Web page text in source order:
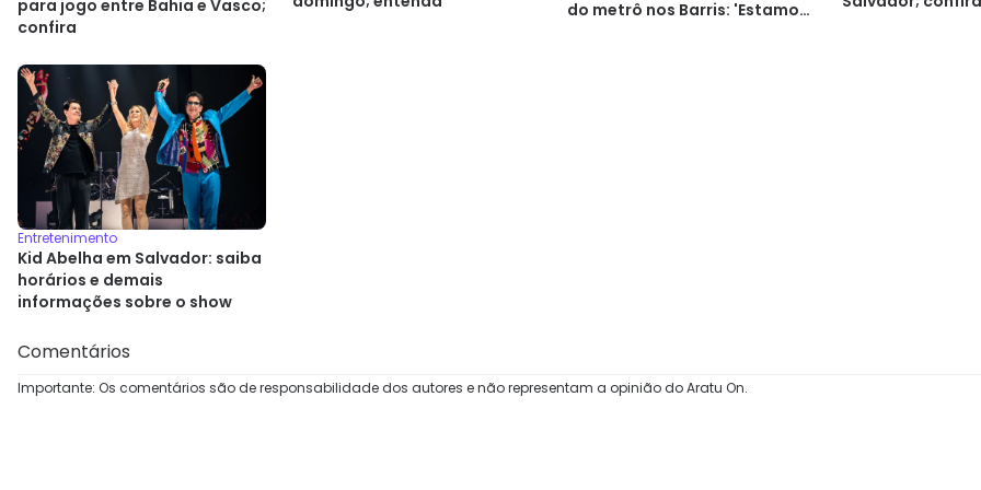
para jogo entre Bahia e Vasco;
confira
do metrô nos Barris: 'Estamos
Entretenimento
Kid Abelha em Salvador: saiba
horários e demais
informações sobre o show
Comentários
Importante: Os comentários são de responsabilidade dos autores e não representam a opinião do Aratu On.